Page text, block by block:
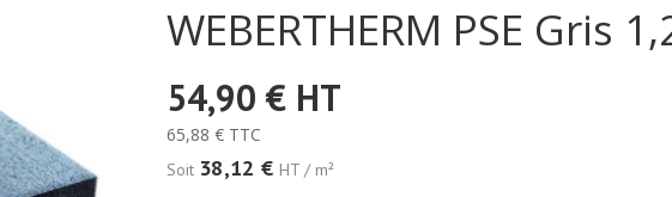
WEBERTHERM PSE Gris
54,90 € HT
65,88 € TTC
Soit 38,12 € HT / m²